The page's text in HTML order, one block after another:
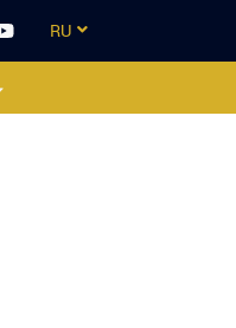
RU